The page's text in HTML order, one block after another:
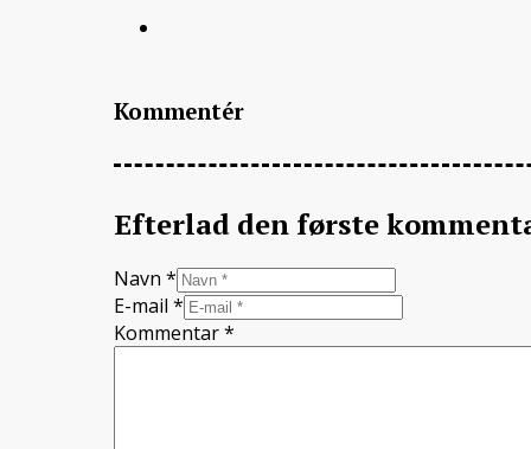
Kommentér
Efterlad den første
Navn *
E-mail *
Kommentar*